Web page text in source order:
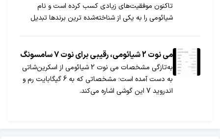
تاکنون موفقیت‌های زیادی کسب کرده است و نام
شیائومی را به یکی از شناخته‌شده ترین برندها تبدیل
مشخصات قدرتمند آن شما را شوکه خواهد کرد!
می نوت 2 شیائومی، رقیبی برای نوت 7 سامسونگ
به‌تازگی مشخصات می نوت 2 شیائومی از اسکرین‌شاتی
به دست آمده است؛ مشخصاتی که به 6 گیگابایت رم و
اندروید 7 این گوشی اشاره می‌کند.